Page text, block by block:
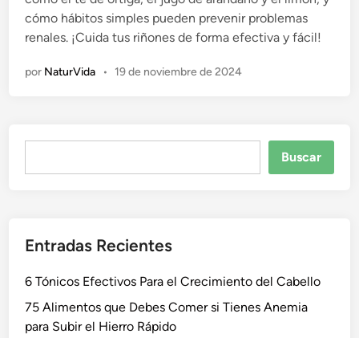
n
cómo hábitos simples pueden prevenir problemas
renales. ¡Cuida tus riñones de forma efectiva y fácil!
por NaturVida • 19 de noviembre de 2024
Buscar
Entradas Recientes
6 Tónicos Efectivos Para el Crecimiento del Cabello
75 Alimentos que Debes Comer si Tienes Anemia
para Subir el Hierro Rápido